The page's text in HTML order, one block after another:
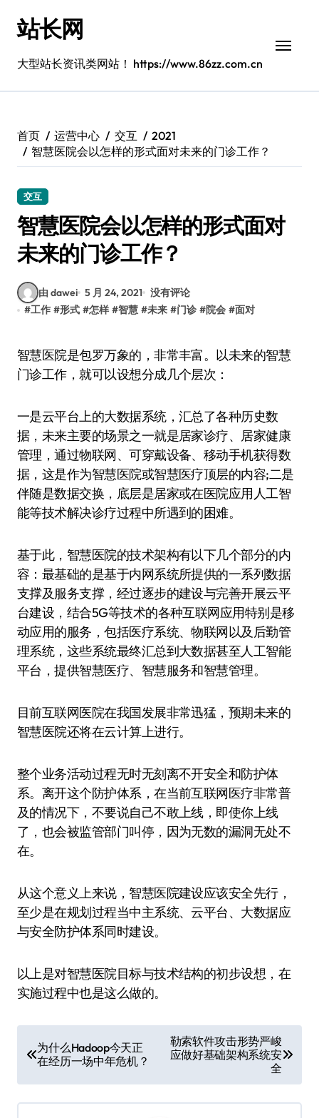
站长网
大型站长资讯类网站！ https://www.86zz.com.cn
首页 运营中心 交互
2021
智慧医院会以怎样的形式面对未来的门诊工作？
交互
智慧医院会以怎样的形式面对
未来的门诊工作？
由 dawei 5 月 24, 2021 没有评论
#工作 #形式 #怎样 #智慧 #未来 #门诊 #院会 #面对
智慧医院是包罗万象的，非常丰富。以未来的智慧
门诊工作，就可以设想分成几个层次：
一是云平台上的大数据系统，汇总了各种历史数
据，未来主要的场景之一就是居家诊疗、居家健康
管理，通过物联网、可穿戴设备、移动手机获得数
据，这是作为智慧医院或智慧医疗顶层的内容;二是
伴随是数据交换，底层是居家或在医院应用人工智
能等技术解决诊疗过程中所遇到的困难。
基于此，智慧医院的技术架构有以下几个部分的内
容：最基础的是基于内网系统所提供的一系列数据
支撑及服务支撑，经过逐步的建设与完善开展云平
台建设，结合5G等技术的各种互联网应用特别是移
动应用的服务，包括医疗系统、物联网以及后勤管
理系统，这些系统最终汇总到大数据甚至人工智能
平台，提供智慧医疗、智慧服务和智慧管理。
目前互联网医院在我国发展非常迅猛，预期未来的
智慧医院还将在云计算上进行。
整个业务活动过程无时无刻离不开安全和防护体
系。离开这个防护体系，在当前互联网医疗非常普
及的情况下，不要说自己不敢上线，即使你上线
了，也会被监管部门叫停，因为无数的漏洞无处不
在。
从这个意义上来说，智慧医院建设应该安全先行，
至少是在规划过程当中主系统、云平台、大数据应
与安全防护体系同时建设。
以上是对智慧医院目标与技术结构的初步设想，在
实施过程中也是这么做的。
章
导
航
为什么Hadoop今天正
在经历一场中年危机？
勒索软件攻击形势严峻
应做好基础架构系统安
全